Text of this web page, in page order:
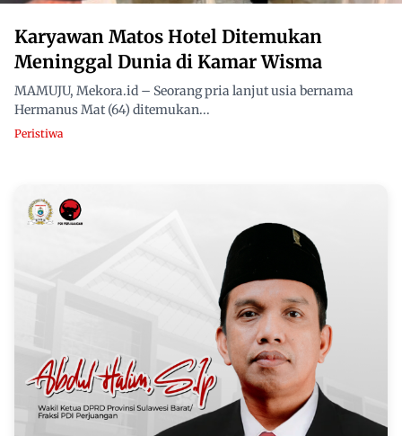
Karyawan Matos Hotel Ditemukan
Meninggal Dunia di Kamar Wisma
MAMUJU, Mekora.id – Seorang pria lanjut usia bernama
Hermanus Mat (64) ditemukan...
Peristiwa